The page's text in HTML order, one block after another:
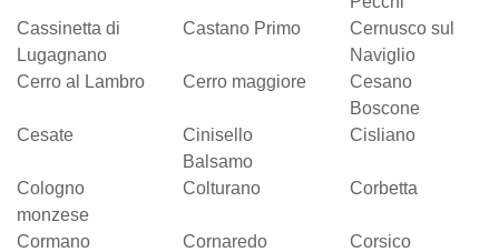
Cassinetta di
Lugagnano
Castano Primo
Cernusco sul
Naviglio
Cerro al Lambro
Cerro maggiore
Cesano
Boscone
Cesate
Cinisello
Balsamo
Cisliano
Cologno
monzese
Colturano Corbetta
Cormano Cornaredo
Corsico